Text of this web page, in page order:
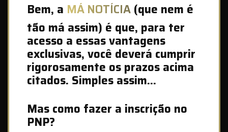
Bem, a MÁ NOTÍCIA (que nem é
tão má assim) é que, para ter
acesso a essas vantagens
exclusivas, você deverá cumprir
rigorosamente os prazos acima
citados. Simples assim...
Mas como fazer a inscrição no
PNP?